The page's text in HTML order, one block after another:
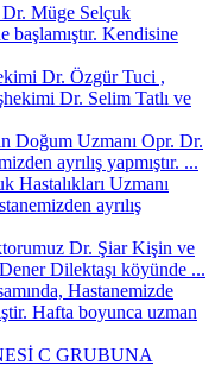
Müge Selçuk
başlamıştır. Kendisine
Dr. Özgür Tuci ,
Dr. Selim Tatlı ve
Doğum Uzmanı Opr. Dr.
ayrılış yapmıştır. ...
Hastalıkları Uzmanı
ayrılış
Dr. Şiar Kişin ve
Dilektaşı köyünde ...
Hastanemizde
Hafta boyunca uzman
C GRUBUNA